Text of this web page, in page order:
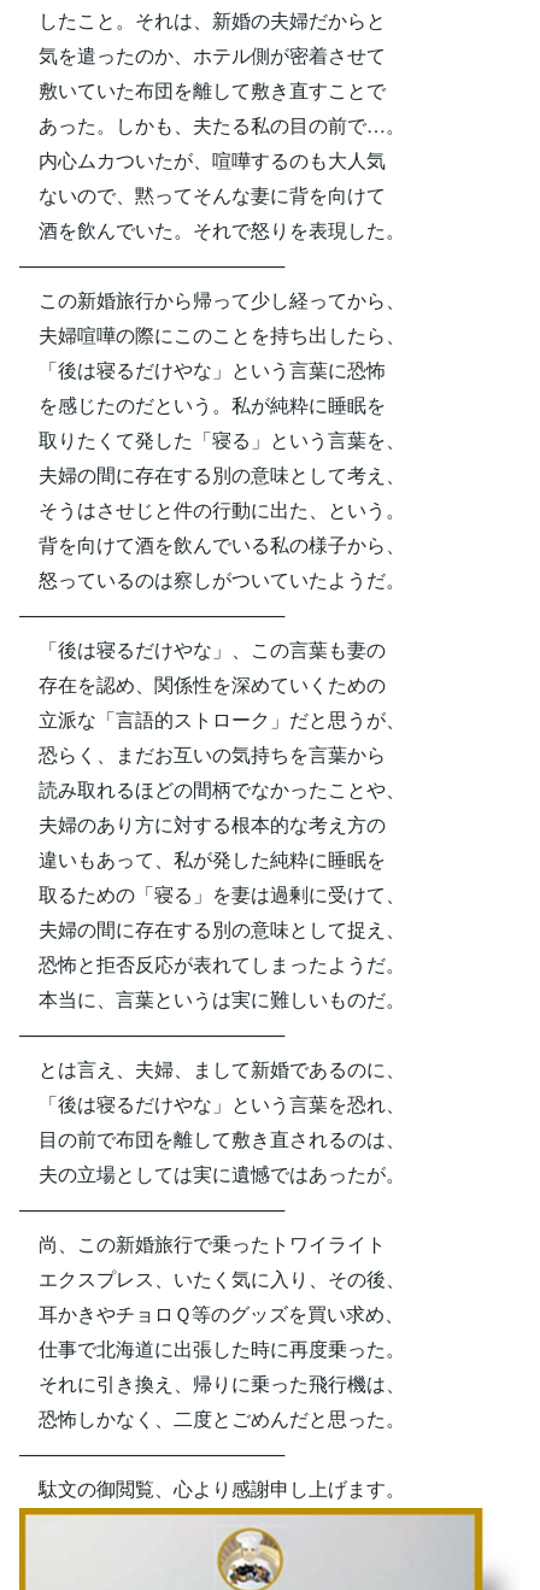
したこと。それは、新婚の夫婦だからと
気を遣ったのか、ホテル側が密着させて
敷いていた布団を離して敷き直すことで
あった。しかも、夫たる私の目の前で…。
内心ムカついたが、喧嘩するのも大人気
ないので、黙ってそんな妻に背を向けて
酒を飲んでいた。それで怒りを表現した。
────────────────────
この新婚旅行から帰って少し経ってから、
夫婦喧嘩の際にこのことを持ち出したら、
「後は寝るだけやな」という言葉に恐怖
を感じたのだという。私が純粋に睡眠を
取りたくて発した「寝る」という言葉を、
夫婦の間に存在する別の意味として考え、
そうはさせじと件の行動に出た、という。
背を向けて酒を飲んでいる私の様子から、
怒っているのは察しがついていたようだ。
────────────────────
「後は寝るだけやな」、この言葉も妻の
存在を認め、関係性を深めていくための
立派な「言語的ストローク」だと思うが、
恐らく、まだお互いの気持ちを言葉から
読み取れるほどの間柄でなかったことや、
夫婦のあり方に対する根本的な考え方の
違いもあって、私が発した純粋に睡眠を
取るための「寝る」を妻は過剰に受けて、
夫婦の間に存在する別の意味として捉え、
恐怖と拒否反応が表れてしまったようだ。
本当に、言葉というは実に難しいものだ。
────────────────────
とは言え、夫婦、まして新婚であるのに、
「後は寝るだけやな」という言葉を恐れ、
目の前で布団を離して敷き直されるのは、
夫の立場としては実に遺憾ではあったが。
────────────────────
尚、この新婚旅行で乗ったトワイライト
エクスプレス、いたく気に入り、その後、
耳かきやチョロＱ等のグッズを買い求め、
仕事で北海道に出張した時に再度乗った。
それに引き換え、帰りに乗った飛行機は、
恐怖しかなく、二度とごめんだと思った。
────────────────────
駄文の御閲覧、心より感謝申し上げます。